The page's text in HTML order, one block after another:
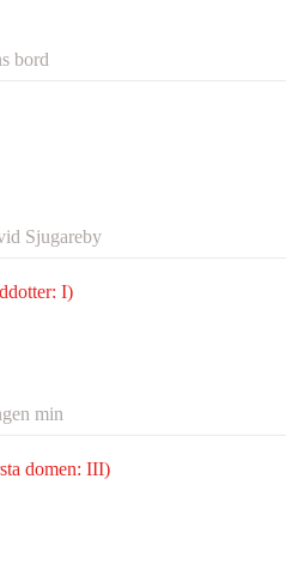
bord
Sjugareby
I)
min
domen: III)